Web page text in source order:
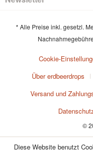
* Alle Preise inkl. gesetzl.
Cookie-
Über erdbeerdrops
Versand und
©
Diese Website benutzt